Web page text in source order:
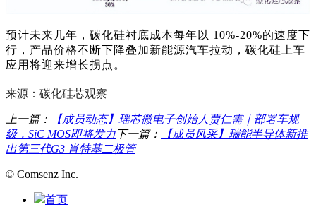
预计未来几年，碳化硅衬底成本每年以 10%-20%的速度下
行，产品价格不断下降叠加新能源汽车拉动，碳化硅上车
应用将迎来增长拐点。
来源：碳化硅芯观察
上一篇：
【成员动态】瑶芯微电子创始人贾仁需｜部署车规
级，SiC MOS即将发力下一篇：
【成员风采】瑞能半导体新推
出第三代G3 肖特基二极管
© Comsenz Inc.
首页